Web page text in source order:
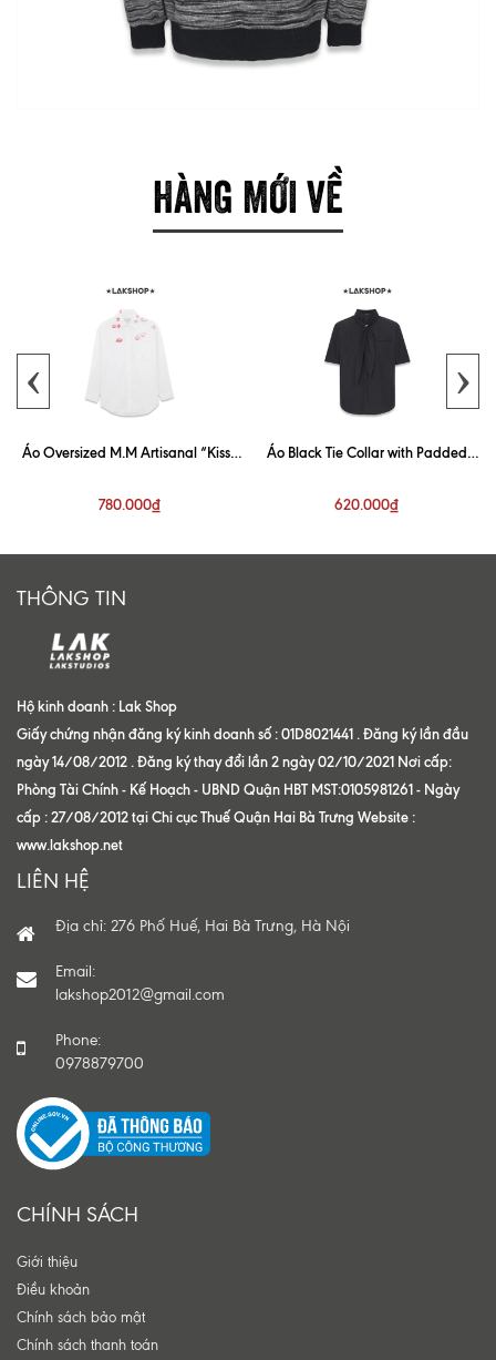
HÀNG MỚI VỀ
Áo Oversized M.M Artisanal “Kiss”
780.000₫
Áo Black Tie Collar with Padded
620.000₫
‹ ›
THÔNG TIN
Hộ kinh doanh : Lak Shop
Giấy chứng nhận đăng ký kinh doanh số : 01D8021441 . Đăng ký lần đầu
ngày 14/08/2012 . Đăng ký thay đổi lần 2 ngày 02/10/2021 Nơi cấp:
Phòng Tài Chính - Kế Hoạch - UBND Quận HBT MST:0105981261 - Ngày
cấp : 27/08/2012 tại Chi cục Thuế Quận Hai Bà Trưng Website :
www.lakshop.net
LIÊN HỆ
Địa chỉ: 276 Phố Huế, Hai Bà Trưng, Hà Nội
Email:
lakshop2012@gmail.com
Phone:
0978879700
CHÍNH SÁCH
Giới thiệu
Điều khoản
Chính sách bảo mật
Chính sách thanh toán